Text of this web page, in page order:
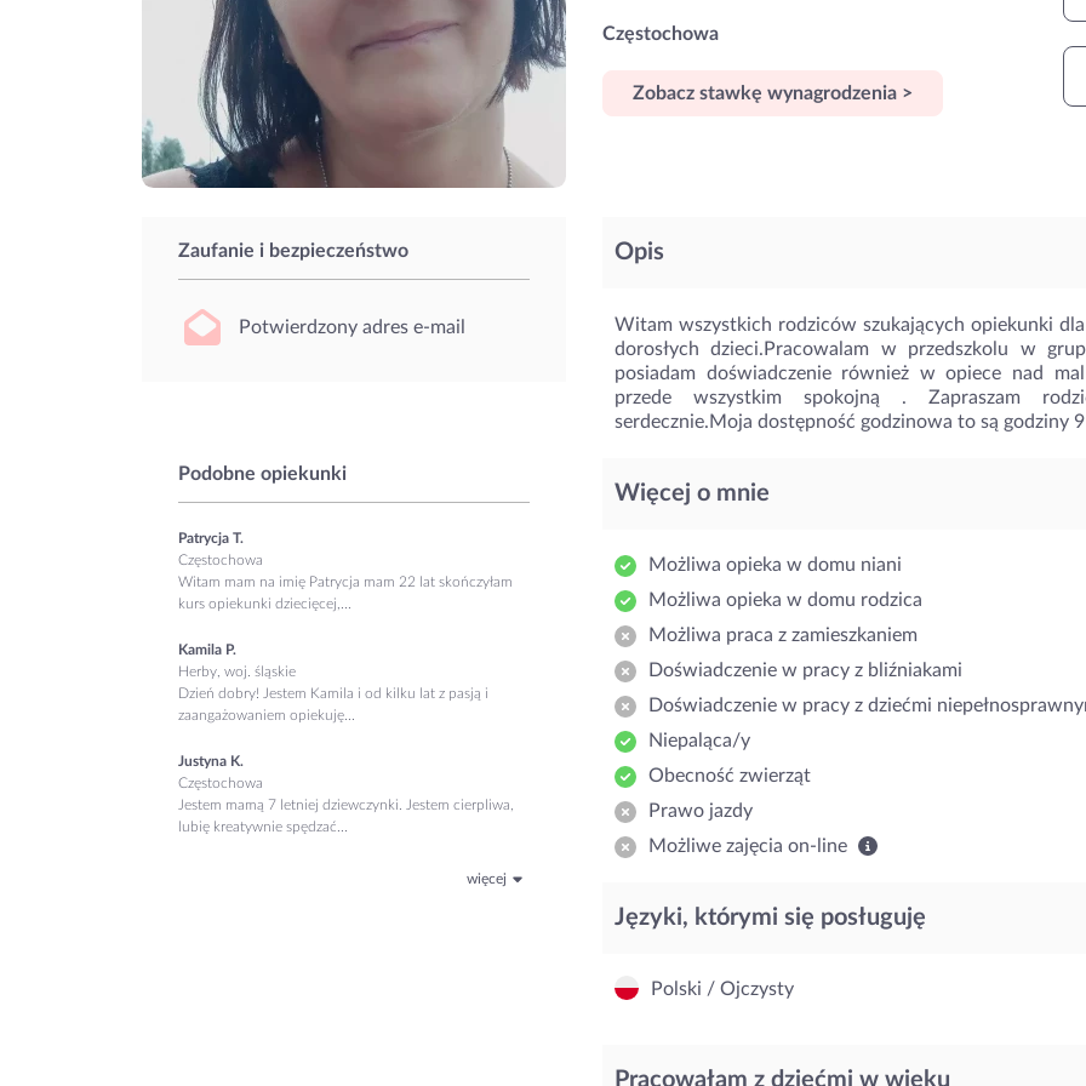
Częstochowa
Zobacz stawkę wynagrodzenia >
Zaufanie i bezpieczeństwo
Potwierdzony adres e-mail
Podobne opiekunki
Patrycja T.
Częstochowa
Witam mam na imię Patrycja mam 22 lat skończyłam
kurs opiekunki dziecięcej,...
Kamila P.
Herby, woj. śląskie
Dzień dobry! Jestem Kamila i od kilku lat z pasją i
zaangażowaniem opiekuję...
Justyna K.
Częstochowa
Jestem mamą 7 letniej dziewczynki. Jestem cierpliwa,
lubię kreatywnie spędzać...
więcej
Opis
Witam wszystkich rodziców szukających opiekunki
dorosłych dzieci.Pracowalam w przedszkolu w
posiadam doświadczenie również w opiece nad
przede wszystkim spokojną . Zapraszam
serdecznie.Moja dostępność godzinowa to są godziny
Więcej o mnie
Możliwa opieka w domu niani
Możliwa opieka w domu rodzica
Możliwa praca z zamieszkaniem
Doświadczenie w pracy z bliźniakami
Doświadczenie w pracy z dziećmi
Niepaląca/y
Obecność zwierząt
Prawo jazdy
Możliwe zajęcia on-line
Języki, którymi się posługuję
Polski / Ojczysty
Pracowałam z dziećmi w wieku